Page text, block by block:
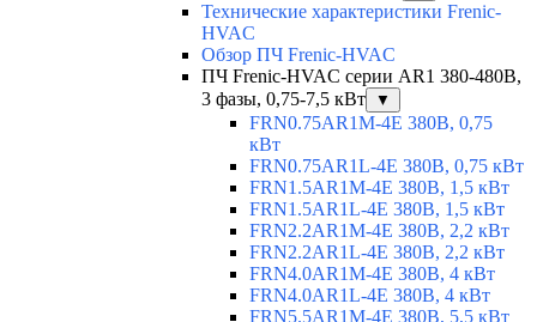
Технические характеристики Frenic-
HVAC
Обзор ПЧ Frenic-HVAC
ПЧ Frenic-HVAC серии AR1 380-480В,
3 фазы, 0,75-7,5 кВт
▼
FRN0.75AR1M-4E 380В, 0,75
кВт
FRN0.75AR1L-4E 380В, 0,75 кВт
FRN1.5AR1M-4E 380В, 1,5 кВт
FRN1.5AR1L-4E 380В, 1,5 кВт
FRN2.2AR1M-4E 380В, 2,2 кВт
FRN2.2AR1L-4E 380В, 2,2 кВт
FRN4.0AR1M-4E 380В, 4 кВт
FRN4.0AR1L-4E 380В, 4 кВт
FRN5.5AR1M-4E 380В, 5,5 кВт